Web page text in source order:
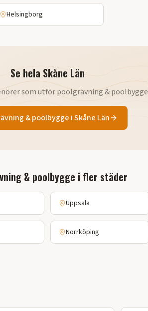
Helsingborg
Se hela Skåne Län
som utförpoolgrävning & poolbygge
& poolbygge iSkåne Län
& poolbygge i fler städer
Uppsala
Norrköping